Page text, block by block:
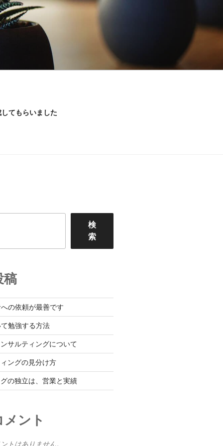
てもらいました
検
索
稿
の依頼が最善です
勉強する方法
サルティングについて
ングの見分け方
の独立は、営業と実績
ント
トはありません。